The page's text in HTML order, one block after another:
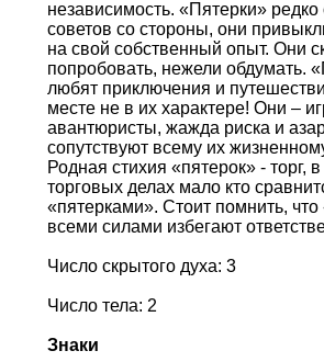
независимость. «Пятерки»
советов со стороны, они
на свой собственный опыт. Они
попробовать, нежели обдумать.
любят приключения и
месте не в их характере! Они –
авантюристы, жажда риска и
сопутствуют всему их
Родная стихия «пятерок» - торг,
торговых делах мало кто
«пятерками». Стоит помнить, что
всеми силами избегают
Число скрытого духа: 3
Число тела: 2
Знаки